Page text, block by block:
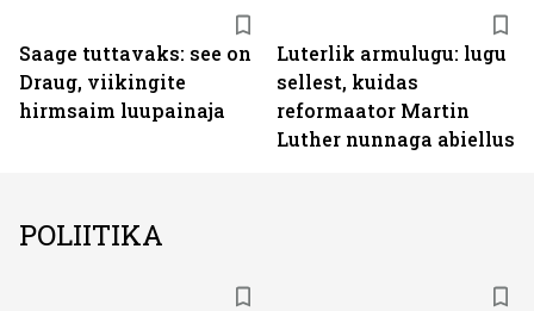
Saage tuttavaks: see on
Draug, viikingite
hirmsaim luupainaja
Luterlik armulugu: lugu
sellest, kuidas
reformaator Martin
Luther nunnaga abiellus
POLIITIKA